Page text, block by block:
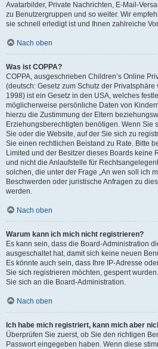
Avatarbilder, Private Nachrichten, E-Mail-
zu Benutzergruppen und so weiter. Wir
sie schnell erledigt ist und Ihnen zahlreiche
Nach oben
Was ist COPPA?
COPPA, ausgeschrieben Children’s Online
(deutsch: Gesetz zum Schutz der
1998) ist ein Gesetz in den USA, welches
möglicherweise persönliche Daten von
hierzu die Zustimmung der Eltern
Erziehungsberechtigten benötigen. Wenn Sie
Sie oder die Website, auf der Sie sich zu
Sie einen rechtlichen Beistand zu Rate. Bitte
Limited und der Besitzer dieses Boards keine
und nicht die Anlaufstelle für
solchen, die unter der Frage „An wen soll ich
Beschwerden oder juristische Anfragen zu
werden.
Nach oben
Warum kann ich mich nicht registrieren?
Es kann sein, dass die Board-Administration
ausgeschaltet hat, damit sich keine neuen
Es könnte auch sein, dass Ihre IP-Adresse
Sie sich registrieren möchten, gesperrt
Sie sich an die Board-Administration.
Nach oben
Ich habe mich registriert, kann mich aber
Überprüfen Sie zuerst, ob Sie den richtigen
Passwort eingegeben haben. Wenn diese